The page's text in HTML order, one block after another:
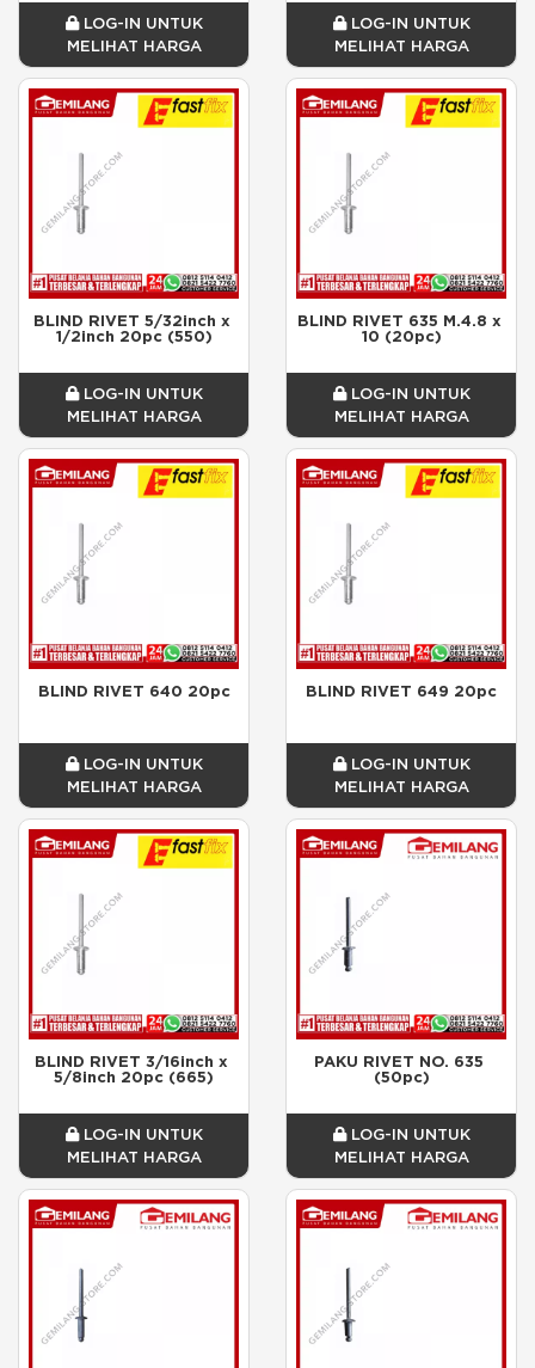
LOG-IN UNTUK
MELIHAT HARGA
LOG-IN UNTUK
MELIHAT HARGA
BLIND RIVET 5/32inch x
1/2inch 20pc (550)
LOG-IN UNTUK
MELIHAT HARGA
BLIND RIVET 635 M.4.8 x
10 (20pc)
LOG-IN UNTUK
MELIHAT HARGA
BLIND RIVET 640 20pc
LOG-IN UNTUK
MELIHAT HARGA
BLIND RIVET 649 20pc
LOG-IN UNTUK
MELIHAT HARGA
BLIND RIVET 3/16inch x
5/8inch 20pc (665)
LOG-IN UNTUK
MELIHAT HARGA
PAKU RIVET NO. 635
(50pc)
LOG-IN UNTUK
MELIHAT HARGA